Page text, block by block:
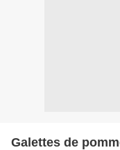
Galettes de